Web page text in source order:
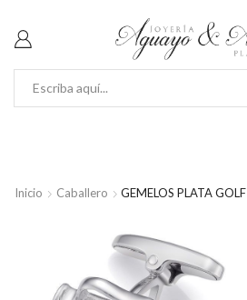
Inicio Caballero GEMELOS PLATA GOLF